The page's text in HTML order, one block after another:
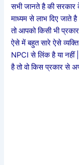
सभी जानते है की
माध्यम से लाभ दिए
तो आपको किसी भी
ऐसे में बहुत सारे ऐसे
NPCI से लिंक है या
है तो वो किस प्रकार से